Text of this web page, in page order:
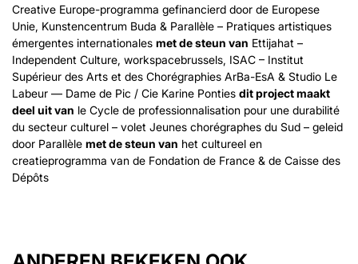
Creative Europe-programma gefinancierd door de Europese
Unie, Kunstencentrum Buda & Parallèle – Pratiques artistiques
émergentes internationales met de steun van Ettijahat –
Independent Culture, workspacebrussels, ISAC – Institut
Supérieur des Arts et des Chorégraphies ArBa-EsA & Studio Le
Labeur — Dame de Pic / Cie Karine Ponties dit project maakt
deel uit van le Cycle de professionnalisation pour une durabilité
du secteur culturel – volet Jeunes chorégraphes du Sud – geleid
door Parallèle met de steun van het cultureel en
creatieprogramma van de Fondation de France & de Caisse des
Dépôts